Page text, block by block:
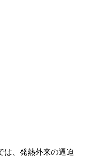
、発熱外来の逼迫